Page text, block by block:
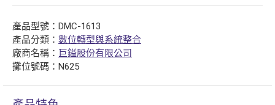
產品型號：DMC-1613
產品分類： 數位轉型與系統整合
廠商名稱： 巨鎰股份有限公司
攤位號碼：N625